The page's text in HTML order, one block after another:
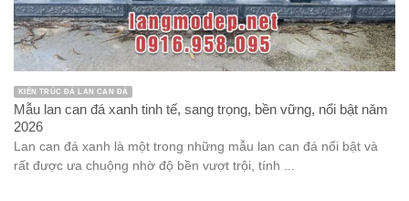
KIẾN TRÚC ĐÁ LAN CAN ĐÁ
Mẫu lan can đá xanh tinh tế, sang trọng, bền vững, nổi bật năm
2026
Lan can đá xanh là một trong những mẫu lan can đá nổi bật và
rất được ưa chuộng nhờ độ bền vượt trội, tính ...